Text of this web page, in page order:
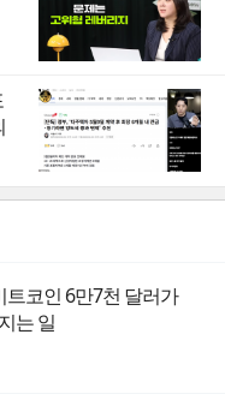
트코인 6만7천 달러가
는 일